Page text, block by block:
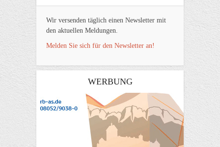
Wir versenden täglich einen Newsletter mit
den aktuellen Meldungen.
Melden Sie sich für den Newsletter an!
WERBUNG